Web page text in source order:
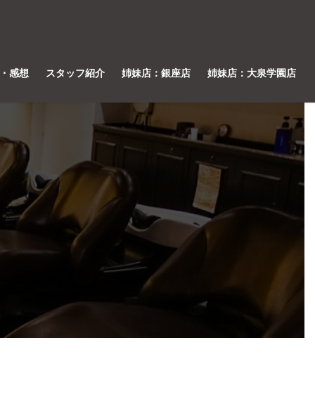
感想 スタッフ紹介 姉妹店：銀座店 姉妹店：大泉学園店